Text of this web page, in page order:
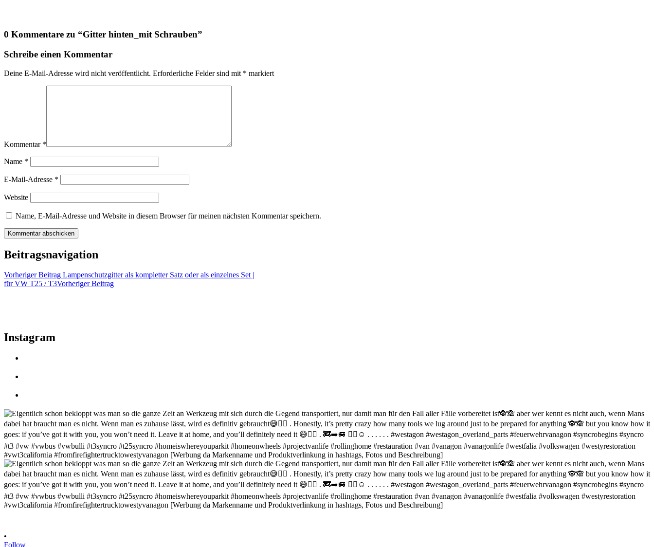
0 Kommentare zu “Gitter hinten_mit Schrauben”
Schreibe einen Kommentar
Deine E-Mail-Adresse wird nicht veröffentlicht. Erforderliche Felder sind mit * markiert
Kommentar *
Name *
E-Mail-Adresse *
Website
Name, E-Mail-Adresse und Website in diesem Browser für meinen nächsten Kommentar speichern.
Beitragsnavigation
Vorheriger Beitrag Lampenschutzgitter als kompletter Satz oder als einzelnes Set |
für VW T25 / T3Vorheriger Beitrag
Instagram
•
Follow